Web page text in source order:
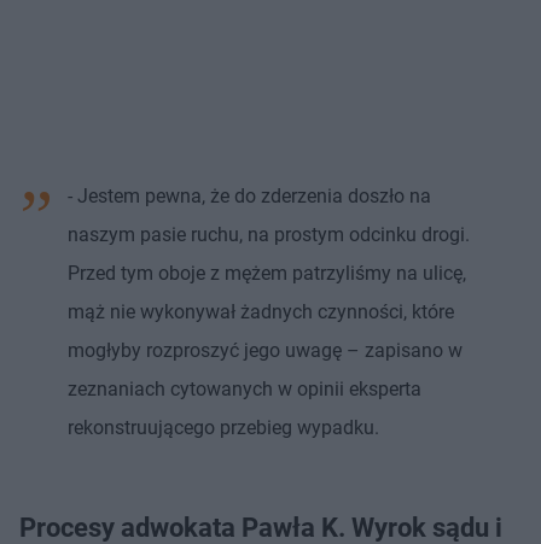
- Jestem pewna, że do zderzenia doszło na
naszym pasie ruchu, na prostym odcinku drogi.
Przed tym oboje z mężem patrzyliśmy na ulicę,
mąż nie wykonywał żadnych czynności, które
mogłyby rozproszyć jego uwagę – zapisano w
zeznaniach cytowanych w opinii eksperta
rekonstruującego przebieg wypadku.
Procesy adwokata Pawła K. Wyrok sądu i